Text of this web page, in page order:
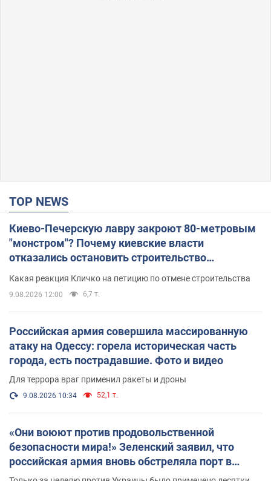
TOP NEWS
Киево-Печерскую лавру закроют 80-метровым
"монстром"? Почему киевские власти
отказались остановить строительство
Какая реакция Кличко на петицию по отмене строительства
9.08.2026 12:00 6,7 т.
Российская армия совершила массированную
атаку на Одессу: горела историческая часть
города, есть пострадавшие. Фото и видео
Для террора враг применил ракеты и дроны
9.08.2026 10:34 52,1 т.
«Они воюют против продовольственной
безопасности мира!» Зеленский заявил, что
российская армия вновь обстреляла порт в
Одессе